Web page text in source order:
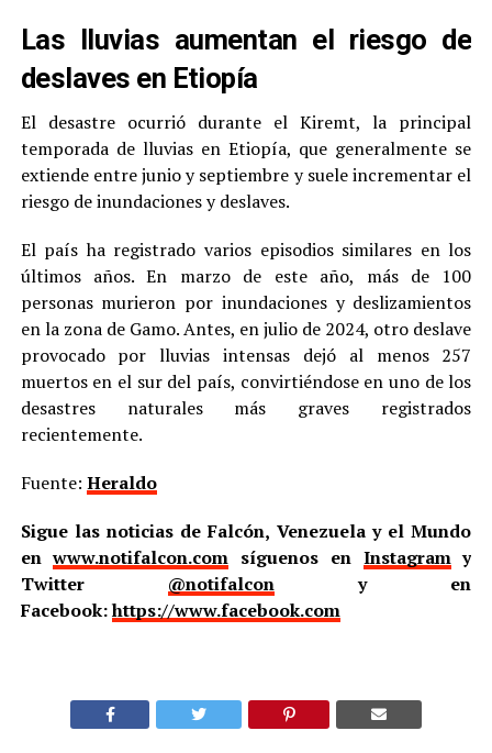
Las lluvias aumentan el riesgo de
deslaves en Etiopía
El desastre ocurrió durante el Kiremt, la principal
temporada de lluvias en Etiopía, que generalmente se
extiende entre junio y septiembre y suele incrementar el
riesgo de inundaciones y deslaves.
El país ha registrado varios episodios similares en los
últimos años. En marzo de este año, más de 100
personas murieron por inundaciones y deslizamientos
en la zona de Gamo. Antes, en julio de 2024, otro deslave
provocado por lluvias intensas dejó al menos 257
muertos en el sur del país, convirtiéndose en uno de los
desastres naturales más graves registrados
recientemente.
Fuente: Heraldo
Sigue las noticias de Falcón, Venezuela y el Mundo
enwww.notifalcon.com síguenos en Instagramy
Twitter @notifalcony en
Facebook:https://www.facebook.com